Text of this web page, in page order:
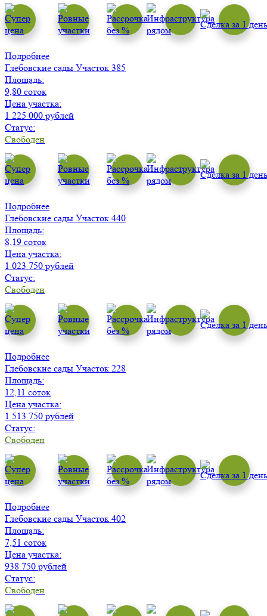
Подробнее
Глебовские сады Участок 385
Площадь:
9,80 соток
Цена участка:
1 225 000 рублей
Статус:
Свободен
Подробнее
Глебовские сады Участок 440
Площадь:
8,19 соток
Цена участка:
1 023 750 рублей
Статус:
Свободен
Подробнее
Глебовские сады Участок 228
Площадь:
12,11 соток
Цена участка:
1 513 750 рублей
Статус:
Свободен
Подробнее
Глебовские сады Участок 402
Площадь:
7,51 соток
Цена участка:
938 750 рублей
Статус:
Свободен